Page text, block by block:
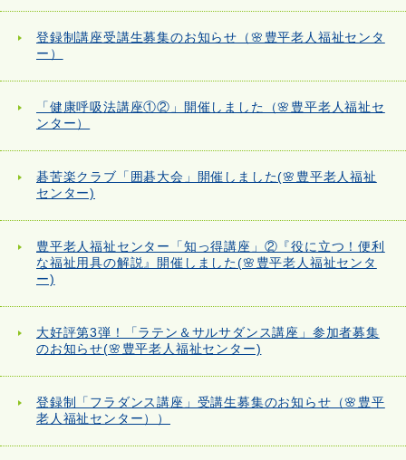
登録制講座受講生募集のお知らせ（🌸豊平老人福祉センタ
ー）
「健康呼吸法講座①②」開催しました（🌸豊平老人福祉セ
ンター）
碁苦楽クラブ「囲碁大会」開催しました(🌸豊平老人福祉
センター)
豊平老人福祉センター「知っ得講座」②『役に立つ！便利
な福祉用具の解説』開催しました(🌸豊平老人福祉センタ
ー)
大好評第3弾！「ラテン＆サルサダンス講座」参加者募集
のお知らせ(🌸豊平老人福祉センター)
登録制「フラダンス講座」受講生募集のお知らせ（🌸豊平
老人福祉センター））